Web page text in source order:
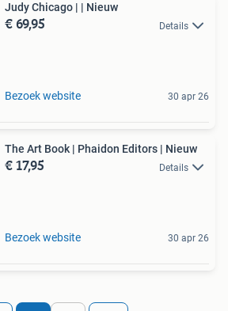
Judy Chicago | | Nieuw
€ 69,95 Details
Bezoek website 30 apr 26
The Art Book | Phaidon Editors | Nieuw
€ 17,95 Details
Bezoek website 30 apr 26